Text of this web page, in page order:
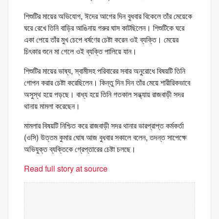
শিশুটির মায়ের অভিযোগ, ঈদের আগের দিন বুধবার বিকেলে তাঁর মেয়েকে
ঘরে রেখে তিনি বাড়ির আঙিনায় গরুর ঘাস কাটছিলেন। শিশুটিকে ঘরে
একা পেয়ে তাঁর মুখ চেপে ধর্ষণের চেষ্টা করেন ওই ব্যক্তি। মেয়ের
চিৎকার শুনে মা গেলে ওই ব্যক্তি পালিয়ে যান।
শিশুটির মায়ের ভাষ্য, স্বামীসহ পরিবারের সবার অনুরোধে বিষয়টি তিনি
গোপন করার চেষ্টা করেছিলেন। কিন্তু দিন দিন তাঁর মেয়ে শারীরিকভাবে
অসুস্থ হয়ে পড়ছে। বাধ্য হয়ে তিনি গতকাল সন্ধ্যায় রাজবাড়ী সদর
থানায় মামলা করেছেন।
মামলার বিষয়টি নিশ্চিত করে রাজবাড়ী সদর থানার ভারপ্রাপ্ত কর্মকর্তা
(ওসি) উত্তম কুমার ঘোষ আজ বুধবার সকালে বলেন, তদন্ত সাপেক্ষে
অভিযুক্ত ব্যক্তিকে গ্রেপ্তারের চেষ্টা চলছে।
Read full story at source